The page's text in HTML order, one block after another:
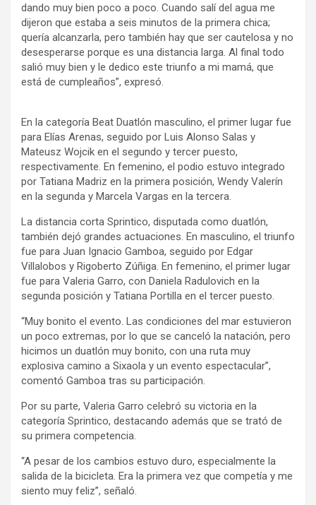
dando muy bien poco a poco. Cuando salí del agua me
dijeron que estaba a seis minutos de la primera chica;
quería alcanzarla, pero también hay que ser cautelosa y no
desesperarse porque es una distancia larga. Al final todo
salió muy bien y le dedico este triunfo a mi mamá, que
está de cumpleaños”, expresó.
En la categoría Beat Duatlón masculino, el primer lugar fue
para Elías Arenas, seguido por Luis Alonso Salas y
Mateusz Wojcik en el segundo y tercer puesto,
respectivamente. En femenino, el podio estuvo integrado
por Tatiana Madriz en la primera posición, Wendy Valerín
en la segunda y Marcela Vargas en la tercera.
La distancia corta Sprintico, disputada como duatlón,
también dejó grandes actuaciones. En masculino, el triunfo
fue para Juan Ignacio Gamboa, seguido por Edgar
Villalobos y Rigoberto Zúñiga. En femenino, el primer lugar
fue para Valeria Garro, con Daniela Radulovich en la
segunda posición y Tatiana Portilla en el tercer puesto.
“Muy bonito el evento. Las condiciones del mar estuvieron
un poco extremas, por lo que se canceló la natación, pero
hicimos un duatlón muy bonito, con una ruta muy
explosiva camino a Sixaola y un evento espectacular”,
comentó Gamboa tras su participación.
Por su parte, Valeria Garro celebró su victoria en la
categoría Sprintico, destacando además que se trató de
su primera competencia.
“A pesar de los cambios estuvo duro, especialmente la
salida de la bicicleta. Era la primera vez que competía y me
siento muy feliz”, señaló.